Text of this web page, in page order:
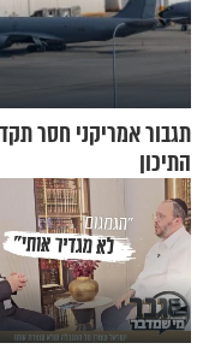
תגבור אמריקני חסר
התיכון